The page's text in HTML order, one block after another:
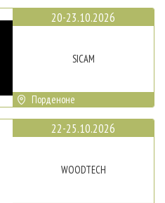
20-23.10.2026
SICAM
Порденоне
22-25.10.2026
WOODTECH